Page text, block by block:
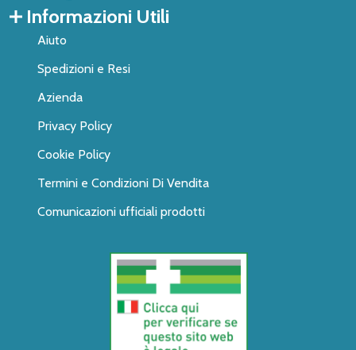
Informazioni Utili
Aiuto
Spedizioni e Resi
Azienda
Privacy Policy
Cookie Policy
Termini e Condizioni Di Vendita
Comunicazioni ufficiali prodotti